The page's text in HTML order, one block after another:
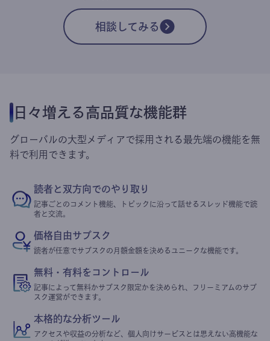
相談してみる
日々増える高品質な機能群
グローバルの大型メディアで採用される最先端の機能を無
料で利用できます。
読者と双方向でのやり取り
記事ごとのコメント機能、トピックに沿って話せるスレッド機能で読
者と交流。
価格自由サブスク
読者が任意でサブスクの月額金額を決めるユニークな機能です。
無料・有料をコントロール
記事によって無料かサブスク限定かを決められ、フリーミアムのサブ
スク運営ができます。
本格的な分析ツール
アクセスや収益の分析など、個人向けサービスとは思えない高機能な